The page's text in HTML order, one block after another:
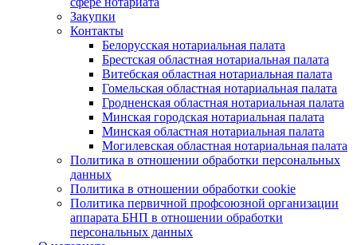
Закупки
Контакты
Белорусская нотариальная палата
Брестская областная нотариальная палата
Витебская областная нотариальная палата
Гомельская областная нотариальная палата
Гродненская областная нотариальная палата
Минская городская нотариальная палата
Минская областная нотариальная палата
Могилевская областная нотариальная палата
Политика в отношении обработки персональных
данных
Политика в отношении обработки cookie
Политика первичной профсоюзной организации
аппарата БНП в отношении обработки
персональных данных